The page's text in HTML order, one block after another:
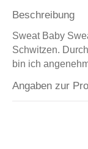
Beschreibung
Sweat Baby
Schwitzen.
bin ich
Angaben zur